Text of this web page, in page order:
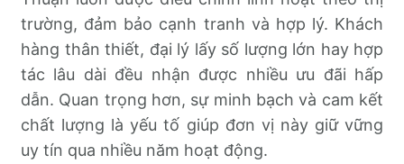
trường, đảm bảo cạnh tranh và hợp lý. Khách
hàng thân thiết, đại lý lấy số lượng lớn hay hợp
tác lâu dài đều nhận được nhiều ưu đãi hấp
dẫn. Quan trọng hơn, sự minh bạch và cam kết
chất lượng là yếu tố giúp đơn vị này giữ vững
uy tín qua nhiều năm hoạt động.